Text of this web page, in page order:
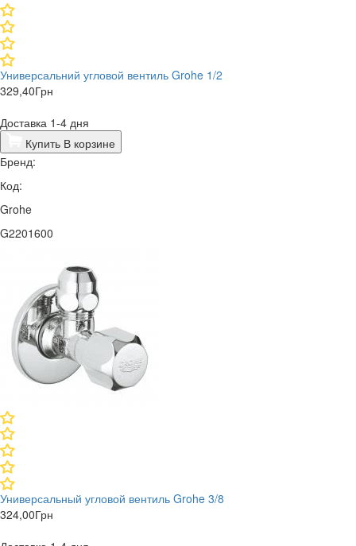
Универсальний угловой вентиль Grohe 1/2
329,40Грн
Доставка 1-4 дня
Купить В корзине
Бренд:
Код:
Grohe
G2201600
Универсальный угловой вентиль Grohe 3/8
324,00Грн